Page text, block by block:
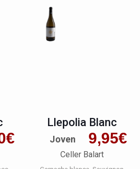
€
Llepolia Blanc
9,95€
Joven
Celler Balart